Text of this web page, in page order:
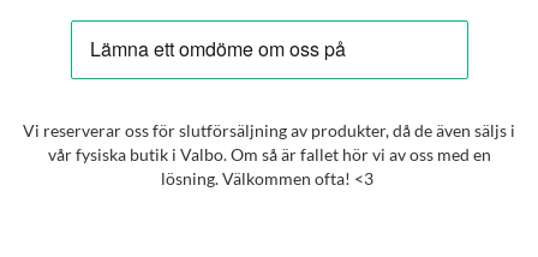
Vi reserverar oss för slutförsäljning av produkter, då de även säljs i
vår fysiska butik i Valbo. Om så är fallet hör vi av oss med en
lösning. Välkommen ofta! <3